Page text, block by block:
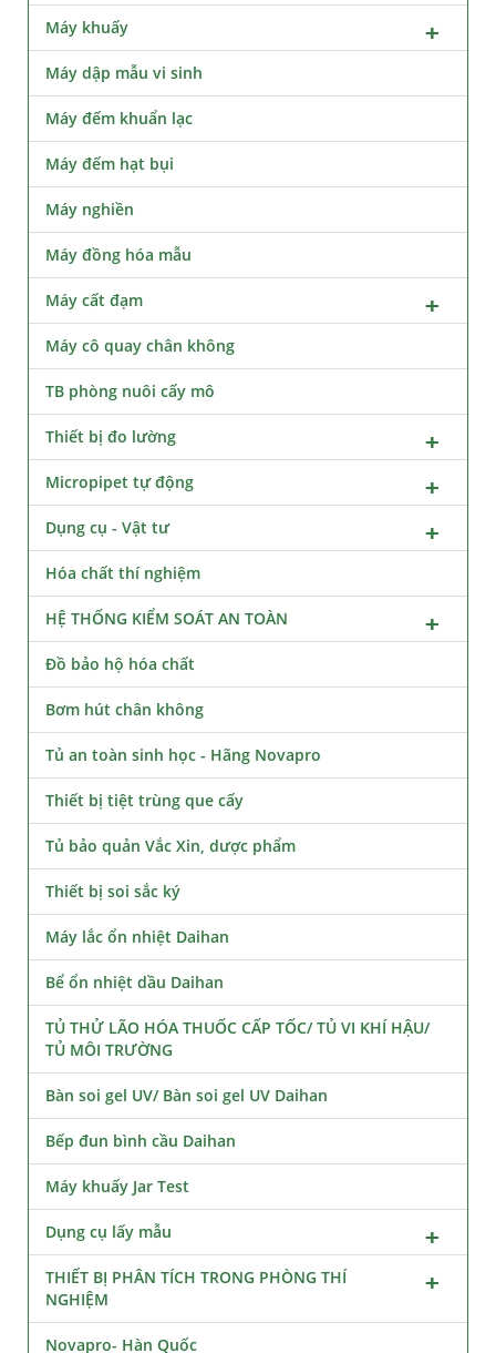
Máy khuấy
Máy dập mẫu vi sinh
Máy đếm khuẩn lạc
Máy đếm hạt bụi
Máy nghiền
Máy đồng hóa mẫu
Máy cất đạm
Máy cô quay chân không
TB phòng nuôi cấy mô
Thiết bị đo lường
Micropipet tự động
Dụng cụ - Vật tư
Hóa chất thí nghiệm
HỆ THỐNG KIỂM SOÁT AN TOÀN
Đồ bảo hộ hóa chất
Bơm hút chân không
Tủ an toàn sinh học - Hãng Novapro
Thiết bị tiệt trùng que cấy
Tủ bảo quản Vắc Xin, dược phẩm
Thiết bị soi sắc ký
Máy lắc ổn nhiệt Daihan
Bể ổn nhiệt dầu Daihan
TỦ THỬ LÃO HÓA THUỐC CẤP TỐC/ TỦ VI KHÍ HẬU/
TỦ MÔI TRƯỜNG
Bàn soi gel UV/ Bàn soi gel UV Daihan
Bếp đun bình cầu Daihan
Máy khuấy Jar Test
Dụng cụ lấy mẫu
THIẾT BỊ PHÂN TÍCH TRONG PHÒNG THÍ
NGHIỆM
Novapro- Hàn Quốc